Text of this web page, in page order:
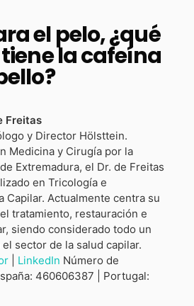
el pelo, ¿qué
la cafeína
Freitas
y Director Hölsttein.
Medicina y Cirugía por la
Extremadura, el Dr. de Freitas
en Tricología e
Capilar. Actualmente centra su
tratamiento, restauración e
siendo considerado todo un
sector de la salud capilar.
LinkedIn Número de
460606387 | Portugal: